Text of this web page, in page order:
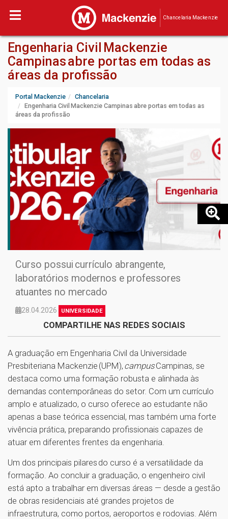
Chancelaria Mackenzie
Engenharia Civil Mackenzie
Campinas abre portas em todas as
áreas da profissão
Portal Mackenzie
Chancelaria
Engenharia Civil Mackenzie Campinas abre portas em todas as
áreas da profissão
Curso possui currículo abrangente,
laboratórios modernos e professores
atuantes no mercado
28.04.2026 UNIVERSIDADE
COMPARTILHE NAS REDES SOCIAIS
A graduação em Engenharia Civil da Universidade
Presbiteriana Mackenzie (UPM), campusCampinas, se
destaca como uma formação robusta e alinhada às
demandas contemporâneas do setor. Com um currículo
amplo e atualizado, o curso oferece ao estudante não
apenas a base teórica essencial, mas também uma forte
vivência prática, preparando profissionais capazes de
atuar em diferentes frentes da engenharia.
Um dos principais pilares do curso é a versatilidade da
formação. Ao concluir a graduação, o engenheiro civil
está apto a trabalhar em diversas áreas — desde a gestão
de obras residenciais até grandes projetos de
infraestrutura, como portos, aeroportos e rodovias. Além